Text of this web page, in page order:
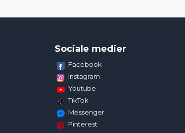
Sociale medier
Facebook
Instagram
Youtube
TikTok
Messenger
Pinterest